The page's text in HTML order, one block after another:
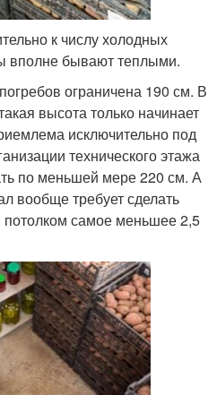
к числу холодных
вполне бывают теплыми.
ограничена 190 см. В
высота только начинает
исключительно под
технического этажа
по меньшей мере 220 см. А
вообще требует сделать
самое меньшее 2,5